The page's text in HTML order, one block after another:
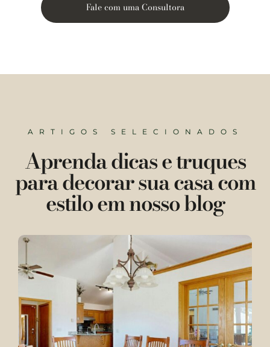
Fale com uma Consultora
ARTIGOS SELECIONADOS
Aprenda dicas e truques
para decorar sua casa com
estilo em nosso blog